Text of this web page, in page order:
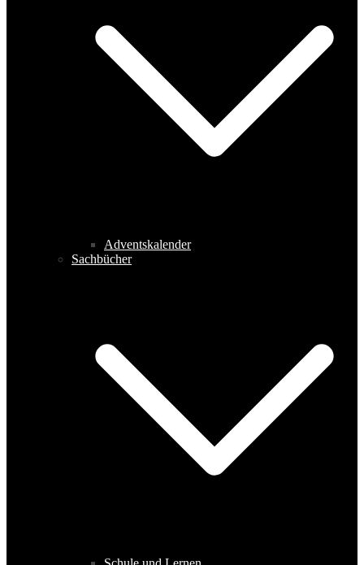
Adventskalender
Sachbücher